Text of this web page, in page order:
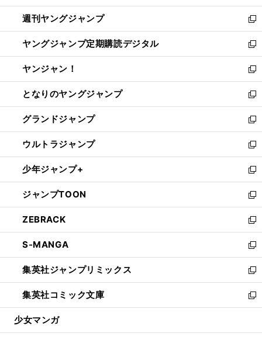
開
く
ウ
で
開
く
ン
ド
ウ
で
開
く
ウ
ィ
ン
ド
ウ
で
開
く
週刊ヤングジャンプ
新
し
い
ウ
ィ
ン
ド
ウ
で
開
く
ヤングジャンプ定期購読デジタル
新
し
い
ウ
ィ
ン
ド
ウ
で
開
く
ヤンジャン！
新
し
い
ウ
ィ
ン
ド
ウ
で
開
く
となりのヤングジャンプ
新
し
い
ウ
ィ
ン
ド
ウ
で
開
く
グランドジャンプ
新
し
い
ウ
ィ
ン
ド
ウ
で
開
く
ウルトラジャンプ
新
し
い
ウ
ィ
ン
ド
ウ
で
開
く
少年ジャンプ+
新
し
い
ウ
ィ
ン
ド
ウ
で
開
く
ジャンプTOON
新
し
い
ウ
ィ
ン
ド
ウ
で
開
ZEBRACK
新
し
い
ウ
ィ
ン
ド
ウ
開
S-MANGA
新
し
い
ウ
ィ
ン
ウ
集英社ジャンプリミックス
新
し
い
ウ
ン
集英社コミック文庫
新
し
ウ
少女マンガ